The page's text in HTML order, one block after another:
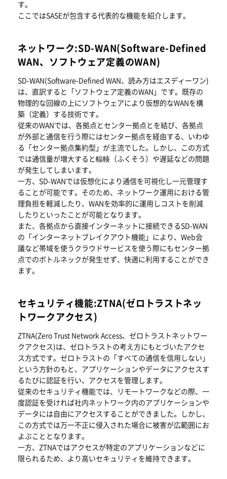
す。
ここではSASEが包含する代表的な機能を紹介します。
ネットワーク:SD-WAN(Software-Defined
WAN、ソフトウェア定義のWAN)
SD-WAN(Software-Defined WAN、読み方はエスディーワン)
は、直訳すると「ソフトウェア定義のWAN」です。既存の
物理的な回線の上にソフトウェアにより仮想的なWANを構
築（定義）する技術です。
従来のWANでは、各拠点とセンター拠点とを結び、各拠点
が外部と通信を行う際にはセンター拠点を経由する、いわゆ
る「センター拠点集約型」が主流でした。しかし、この方式
では通信量が増大すると輻輳（ふくそう）や遅延などの問題
が発生してしまいます。
一方、SD-WANでは仮想化により通信を可視化し一元管理す
ることが可能です。そのため、ネットワーク運用における管
理負担を軽減したり、WANを効率的に運用しコストを削減
したりといったことが可能となります。
また、各拠点から直接インターネットに接続できるSD-WAN
の「インターネットブレイクアウト機能」により、Web会
議など帯域を使うクラウドサービスを使う際にもセンター拠
点でのボトルネックが発生せず、快適に利用することができ
ます。
セキュリティ機能:ZTNA(ゼロトラストネッ
トワークアクセス)
ZTNA(Zero Trust Network Access、ゼロトラストネットワー
クアクセス)は、ゼロトラストの考え方にもとづいたアクセ
ス方式です。ゼロトラストの「すべての通信を信用しない」
という方針のもと、アプリケーションやデータにアクセスす
るたびに認証を行い、アクセスを管理します。
従来のセキュリティ機能では、リモートワークなどの際、一
度認証を受ければ社内ネットワーク内のアプリケーションや
データには自由にアクセスすることができました。しかし、
この方式では万一不正に侵入された場合に被害が広範囲にお
よぶこととなります。
一方、ZTNAではアクセスが特定のアプリケーションなどに
限られるため、より高いセキュリティを維持できます。